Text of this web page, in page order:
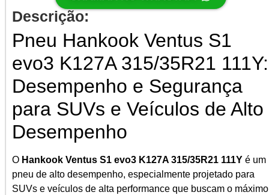
Descrição:
Pneu Hankook Ventus S1
evo3 K127A 315/35R21 111Y:
Desempenho e Segurança
para SUVs e Veículos de Alto
Desempenho
O Hankook Ventus S1 evo3 K127A 315/35R21 111Y é um
pneu de alto desempenho, especialmente projetado para
SUVs e veículos de alta performance que buscam o máximo